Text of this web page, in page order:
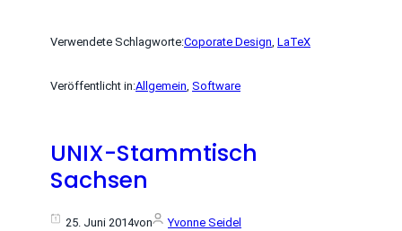
Verwendete Schlagworte:Coporate Design, LaTeX
Veröffentlicht in:Allgemein, Software
UNIX-Stammtisch
Sachsen
25. Juni 2014von Yvonne Seidel